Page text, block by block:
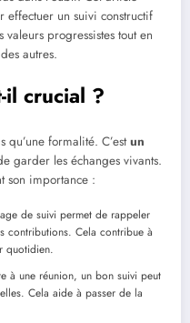
effectuer un suivi constructif
progressistes tout en
autres.
il crucial ?
qu’une formalité. C’estun
garder les échanges vivants.
son importance :
de suivi permet de rappeler
contributions. Cela contribue à
quotidien.
à une réunion, un bon suivi peut
Cela aide à passer de la